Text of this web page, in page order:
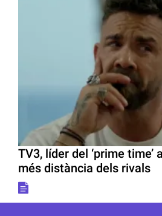
TV3, líder del ‘prime time’
més distància dels rivals